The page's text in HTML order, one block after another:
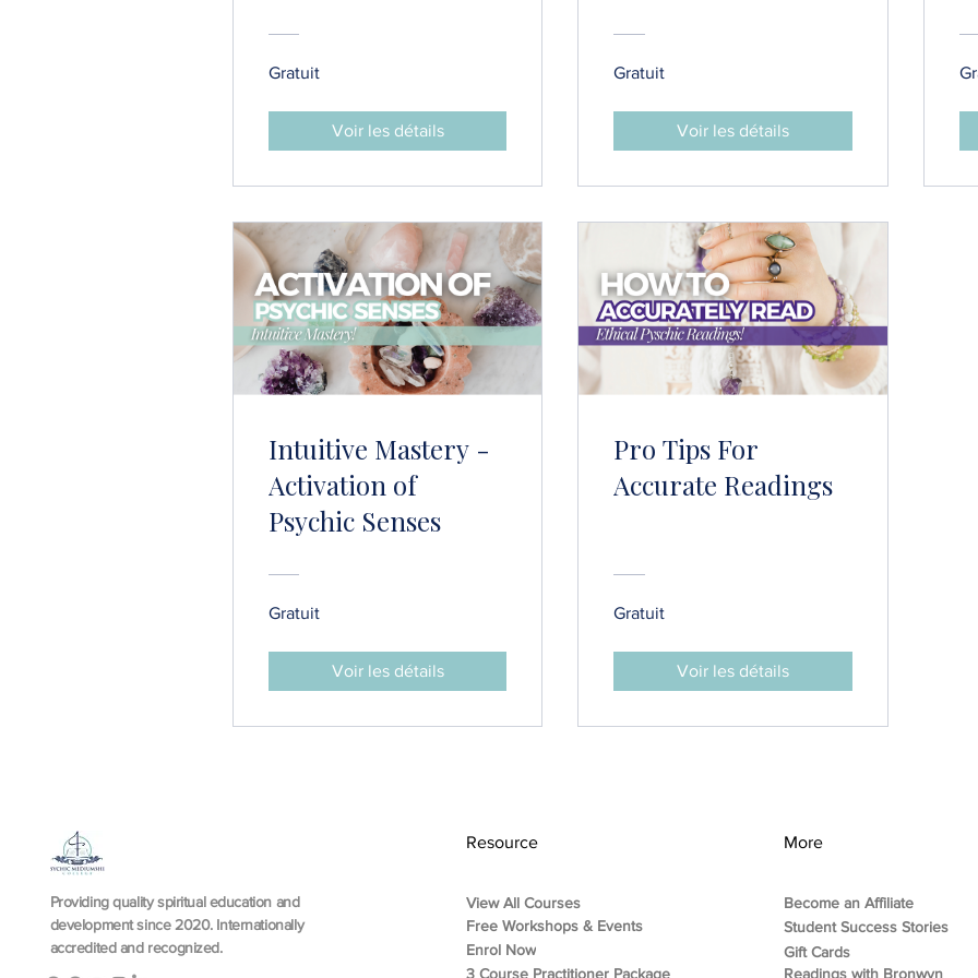
Gratuit
Voir les détails
Gratuit
Voir les détails
Intuitive Mastery -
Activation of
Psychic Senses
Gratuit
Voir les détails
Pro Tips For
Accurate Readings
Gratuit
Voir les détails
Providing quality spiritual education and
development since 2020. Internationally
accredited and recognized.
Resource
View All Courses
Free Workshops & Events
Enrol Now
3 Course Practitioner Package
More
Become an Affiliate
Student Success Stories
Gift Cards
Readings with Bronwyn